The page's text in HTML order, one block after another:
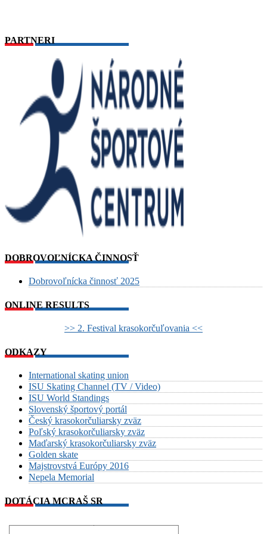
PARTNERI
DOBROVOĽNÍCKA ČINNOSŤ
Dobrovoľnícka činnosť 2025
ONLINE RESULTS
>> 2. Festival krasokorčuľovania <<
ODKAZY
International skating union
ISU Skating Channel (TV / Video)
ISU World Standings
Slovenský športový portál
Český krasokorčuliarsky zväz
Poľský krasokorčuliarsky zväz
Maďarský krasokorčuliarsky zväz
Golden skate
Majstrovstvá Európy 2016
Nepela Memorial
DOTÁCIA MCRAŠ SR